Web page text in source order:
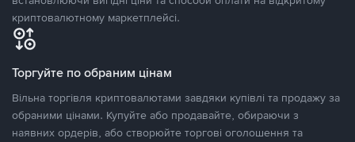
криптовалютному маркетплейсі.
Торгуйте по обраним цінам
Вільна торгівля криптовалютами завдяки купівлі та продажу за
обраними цінами. Купуйте або продавайте, обираючи з
наявних ордерів, або створюйте торгові оголошення та